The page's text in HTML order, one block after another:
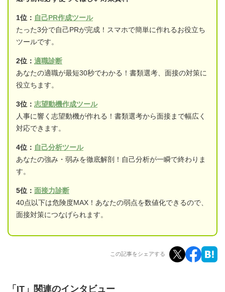
1位： 自己PR作成ツール
たった3分で自己PRが完成！スマホで簡単に作れるお役立ち
ツールです。
2位： 適職診断
あなたの適職が最短30秒でわかる！書類選考、面接の対策に
役立ちます。
3位： 志望動機作成ツール
人事に響く志望動機が作れる！書類選考から面接まで幅広く
対応できます。
4位： 自己分析ツール
あなたの強み・弱みを徹底解剖！自己分析が一瞬で終わりま
す。
5位： 面接力診断
40点以下は危険度MAX！あなたの弱点を数値化できるので、
面接対策につなげられます。
この記事をシェアする
「IT」関連のインタビュー